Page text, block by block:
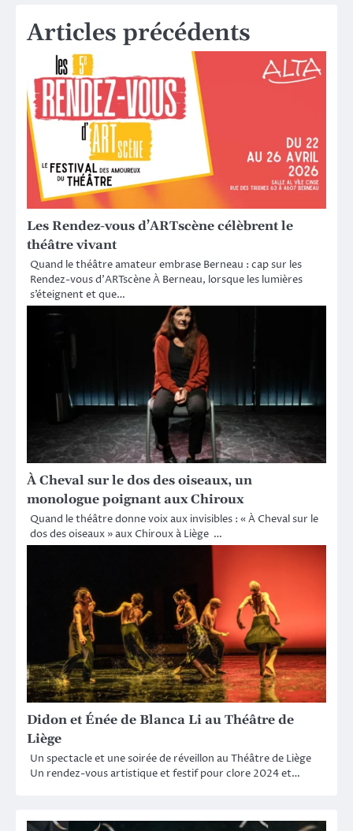
Articles précédents
Les Rendez-vous d’ARTscène célèbrent le
théâtre vivant
Quand le théâtre amateur embrase Berneau : cap sur les
Rendez-vous d’ARTscène À Berneau, lorsque les lumières
s’éteignent et que…
À Cheval sur le dos des oiseaux, un
monologue poignant aux Chiroux
Quand le théâtre donne voix aux invisibles : « À Cheval sur le
dos des oiseaux » aux Chiroux à Liège …
Didon et Énée de Blanca Li au Théâtre de
Liège
Un spectacle et une soirée de réveillon au Théâtre de Liège
Un rendez-vous artistique et festif pour clore 2024 et…